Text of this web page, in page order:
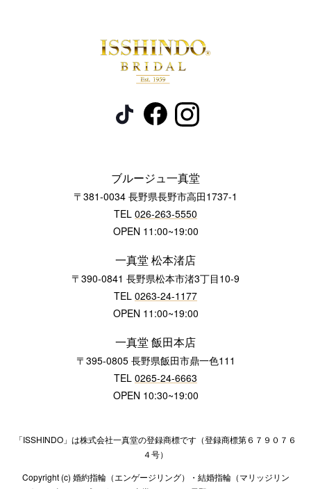
ブルージュ一真堂
〒381-0034 長野県長野市高田1737-1
TEL 026-263-5550
OPEN 11:00~19:00
一真堂 松本渚店
〒390-0841 長野県松本市渚3丁目10-9
TEL 0263-24-1177
OPEN 11:00~19:00
一真堂 飯田本店
〒395-0805 長野県飯田市鼎一色111
TEL 0265-24-6663
OPEN 10:30~19:00
「ISSHINDO」は株式会社一真堂の登録商標です（登録商標第６７９０７６
４号）
Copyright (c) 婚約指輪（エンゲージリング）・結婚指輪（マリッジリン